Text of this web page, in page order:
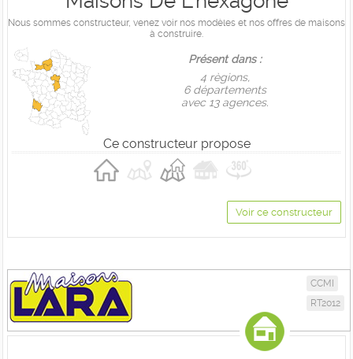
Nous sommes constructeur, venez voir nos modèles et nos offres de maisons
à construire.
Présent dans :
4 règions,
6 départements
avec 13 agences.
Ce constructeur propose
Voir ce constructeur
CCMI
RT2012